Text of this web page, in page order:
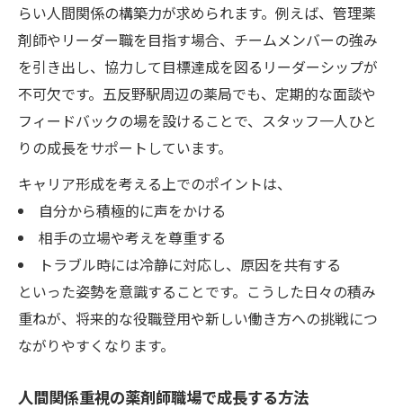
らい人間関係の構築力が求められます。例えば、管理薬
剤師やリーダー職を目指す場合、チームメンバーの強み
を引き出し、協力して目標達成を図るリーダーシップが
不可欠です。五反野駅周辺の薬局でも、定期的な面談や
フィードバックの場を設けることで、スタッフ一人ひと
りの成長をサポートしています。
キャリア形成を考える上でのポイントは、
自分から積極的に声をかける
相手の立場や考えを尊重する
トラブル時には冷静に対応し、原因を共有する
といった姿勢を意識することです。こうした日々の積み
重ねが、将来的な役職登用や新しい働き方への挑戦につ
ながりやすくなります。
人間関係重視の薬剤師職場で成長する方法